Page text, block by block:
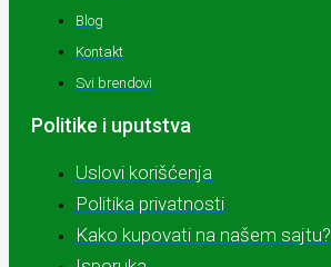
Blog
Kontakt
Svi brendovi
Politike i uputstva
Uslovi korišćenja
Politika privatnosti
Kako kupovati na našem sajtu?